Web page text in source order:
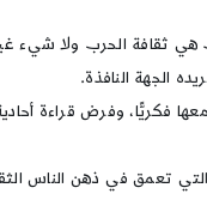
هي ثقافة الحرب ولا
الجهة النافذة.
معها فكريًّا، وفرض
تعمق في ذهن الناس